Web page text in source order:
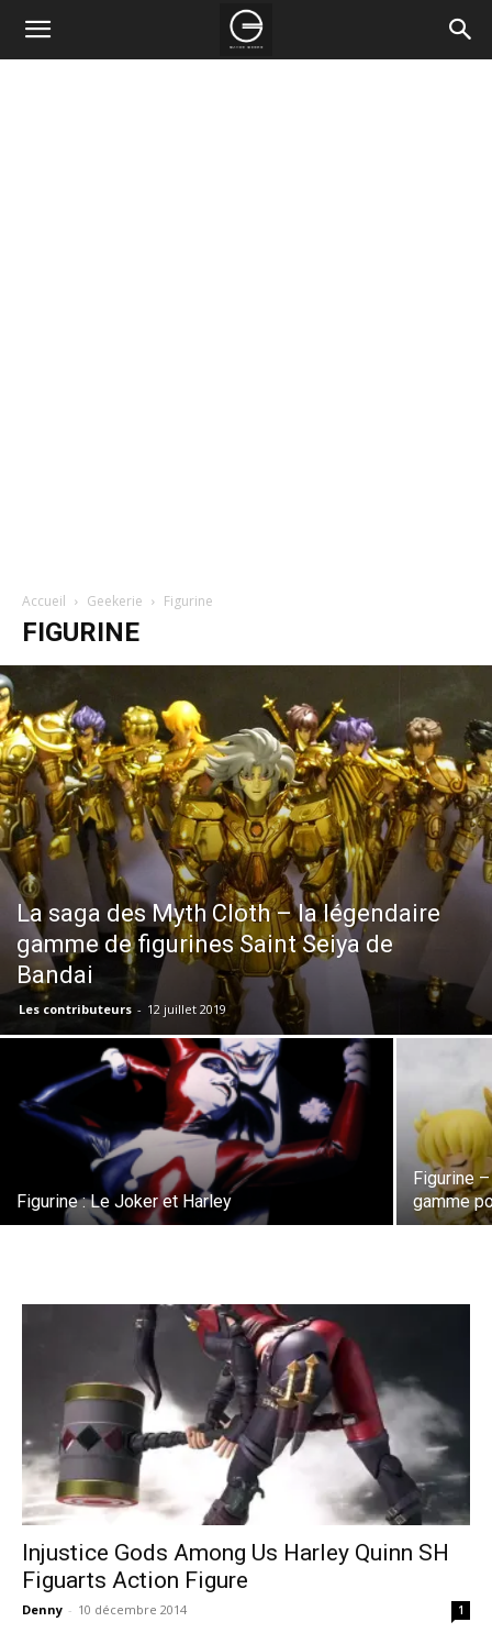
Accueil Geekerie Figurine
FIGURINE
La saga des Myth Cloth – la légendaire
gamme de figurines Saint Seiya de
Bandai
Les contributeurs - 12 juillet 2019
Figurine : Le Joker et Harley
Figurine
gamme
Injustice Gods Among Us Harley Quinn SH
Figuarts Action Figure
Denny - 10 décembre 2014 1